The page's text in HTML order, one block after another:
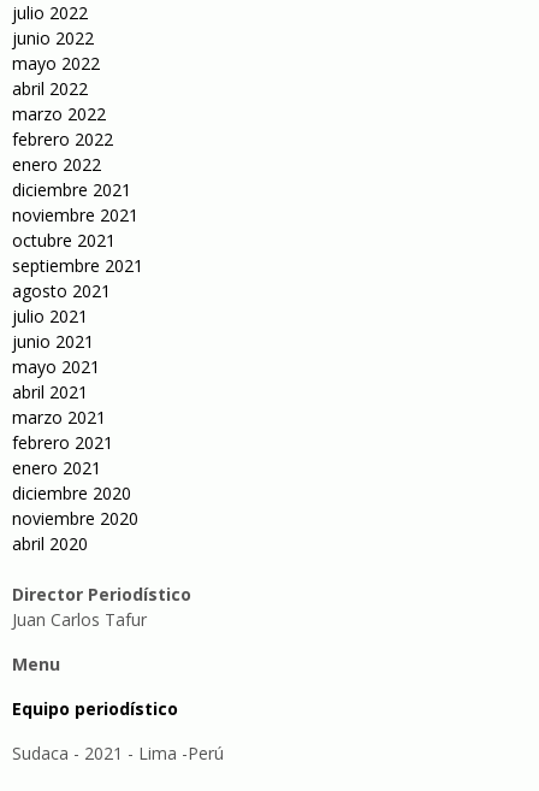
julio 2022
junio 2022
mayo 2022
abril 2022
marzo 2022
febrero 2022
enero 2022
diciembre 2021
noviembre 2021
octubre 2021
septiembre 2021
agosto 2021
julio 2021
junio 2021
mayo 2021
abril 2021
marzo 2021
febrero 2021
enero 2021
diciembre 2020
noviembre 2020
abril 2020
Director Periodístico
Juan Carlos Tafur
Menu
Equipo periodístico
Sudaca - 2021 - Lima -Perú